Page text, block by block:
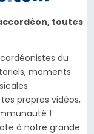
toutes
du
moments
propres vidéos,
!
à notre grande